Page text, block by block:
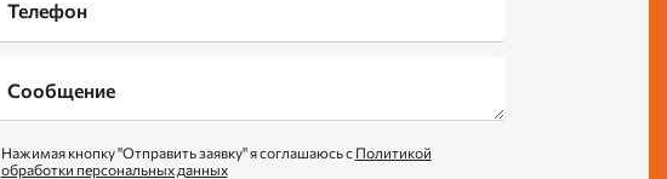
Нажимая кнопку "Отправить заявку" я соглашаюсь с Политикой
обработки персональных данных